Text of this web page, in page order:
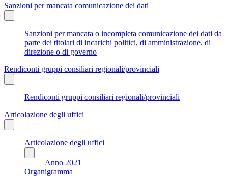
Sanzioni per mancata comunicazione dei dati
Sanzioni per mancata o incompleta comunicazione dei dati da
parte dei titolari di incarichi politici, di amministrazione, di
direzione o di governo
Rendiconti gruppi consiliari regionali/provinciali
Rendiconti gruppi consiliari regionali/provinciali
Articolazione degli uffici
Articolazione degli uffici
Anno 2021
Organigramma